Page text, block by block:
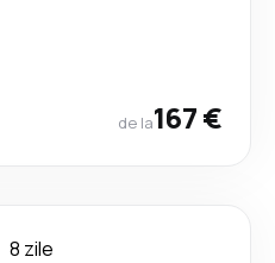
de la167 €
8 zile